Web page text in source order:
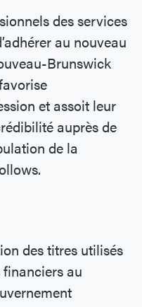
des services
au nouveau
Brunswick
et assoit leur
auprès de
de la
des titres utilisés
au